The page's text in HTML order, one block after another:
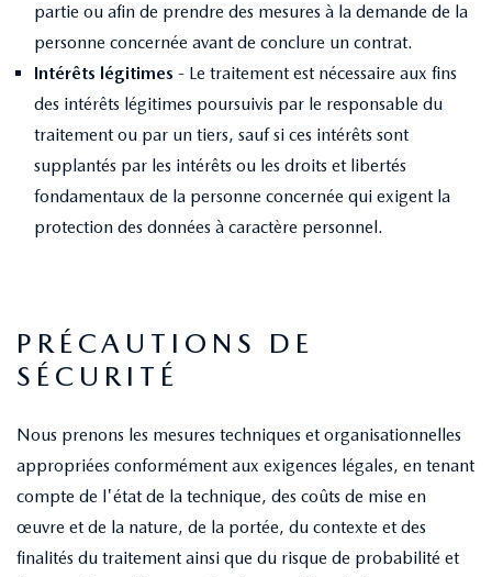
partie ou afin de prendre des mesures à la demande de la
personne concernée avant de conclure un contrat.
Intérêts légitimes - Le traitement est nécessaire aux fins
des intérêts légitimes poursuivis par le responsable du
traitement ou par un tiers, sauf si ces intérêts sont
supplantés par les intérêts ou les droits et libertés
fondamentaux de la personne concernée qui exigent la
protection des données à caractère personnel.
PRÉCAUTIONS DE
SÉCURITÉ
Nous prenons les mesures techniques et organisationnelles
appropriées conformément aux exigences légales, en tenant
compte de l'état de la technique, des coûts de mise en
œuvre et de la nature, de la portée, du contexte et des
finalités du traitement ainsi que du risque de probabilité et